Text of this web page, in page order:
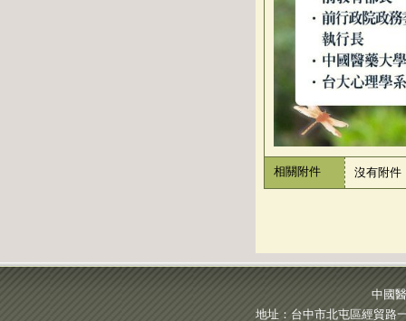
相關附件 沒有附件
中國
地址：台中市北屯區經貿路